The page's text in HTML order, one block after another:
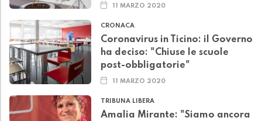
11 MARZO 2020
CRONACA
Coronavirus in Ticino: il Governo
ha deciso: "Chiuse le scuole
post-obbligatorie"
11 MARZO 2020
TRIBUNA LIBERA
Amalia Mirante: "Siamo ancora